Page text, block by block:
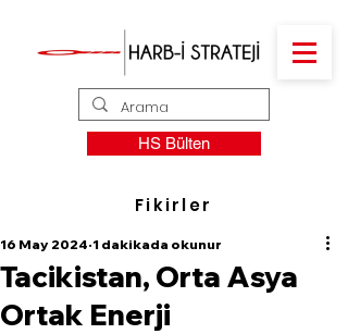
HS Bülten
Fikirler
Tacikistan, Orta Asya
Ortak Enerji
16 May 2024 1 dakikada okunur